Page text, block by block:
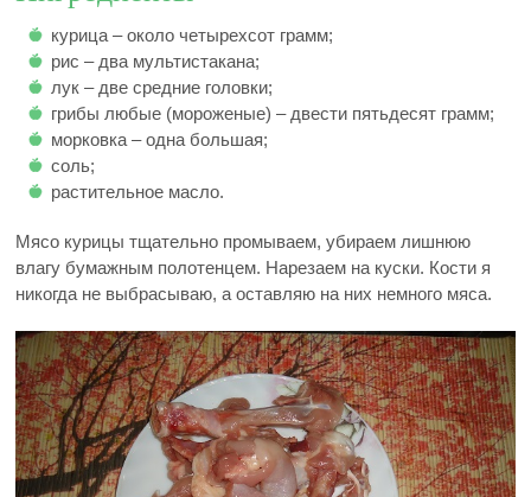
курица – около четырехсот грамм;
рис – два мультистакана;
лук – две средние головки;
грибы любые (мороженые) – двести пятьдесят грамм;
морковка – одна большая;
соль;
растительное масло.
Мясо курицы тщательно промываем, убираем лишнюю
влагу бумажным полотенцем. Нарезаем на куски. Кости я
никогда не выбрасываю, а оставляю на них немного мяса.